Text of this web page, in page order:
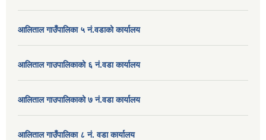
आलिताल गाउँपालिका ५ नं.वडाको कार्यालय
आलिताल गाउपालिकाको ६ नं.वडा कार्यालय
आलिताल गाउपालिकाको ७ नं.वडा कार्यालय
आलिताल गाउँपालिका ८ नं. वडा कार्यालय